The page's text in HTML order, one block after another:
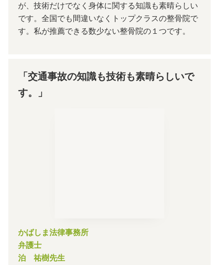
が、技術だけでなく身体に関する知識も素晴らしい
です。全国でも間違いなくトップクラスの整骨院で
す。私が推薦できる数少ない整骨院の１つです。
「交通事故の知識も技術も素晴らしいで
す。」
かばしま法律事務所
弁護士
泊 祐樹先生